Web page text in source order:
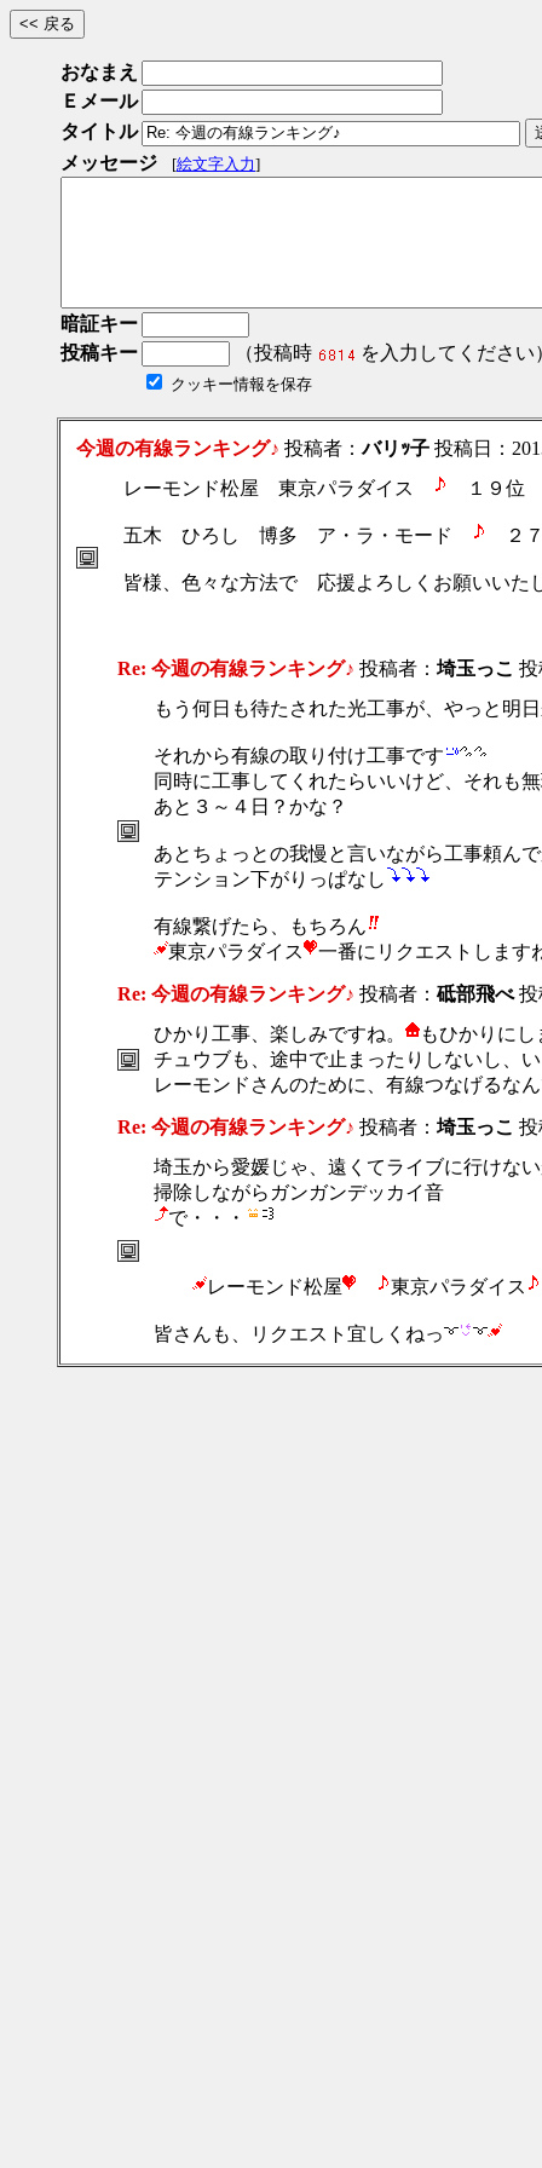
おなまえ
Ｅメール
タイトル
メッセージ
[絵文字入力]
暗証キー
投稿キー
（投稿時 を入力してください
クッキー情報を保存
今週の有線ランキング♪ 投稿者：バリｯ子 投稿日：
レーモンド松屋 東京パラダイス
１９位
五木 ひろし 博多 ア・ラ・モード ２
皆様、色々な方法で 応援よろしくお願いいた
Re: 今週の有線ランキング♪ 投稿者： 埼玉っこ 投
もう何日も待たされた光工事が、やっと明
それから有線の取り付け工事です
同時に工事してくれたらいいけど、それも
あと３～４日？かな？
あとちょっとの我慢と言いながら工事頼ん
テンション下がりっぱなし
有線繋げたら、もちろん
東京パラダイス
一番にリクエストします
Re: 今週の有線ランキング♪ 投稿者： 砥部飛べ投
ひかり工事、楽しみですね。
もひかりに
チュウブも、途中で止まったりしないし、
レーモンドさんのために、有線つなげるな
Re: 今週の有線ランキング♪ 投稿者： 埼玉っこ 投
埼玉から愛媛じゃ、遠くてライブに行けな
掃除しながらガンガンデッカイ音
で・・・
レーモンド松屋 東京パラダイス
皆さんも、リクエスト宜しくねっ